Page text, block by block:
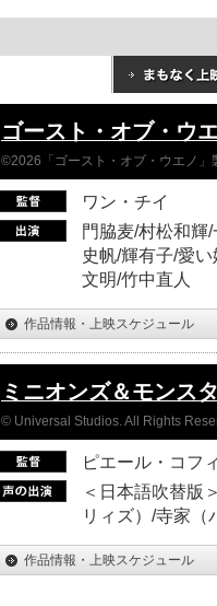
ゴースト・オブ・ウ
©2026「ゴースト・オブ・ウエノ」
ワン・チイ
門脇麦/村松和輝
史帆/輝有子/愛
文明/竹中直人
作品情報・上映スケジュール
ミニオンズ＆モンス
© Universal Studios. All Rights
ピエール・コフ
＜日本語吹替版
リィズ）/寺家（
作品情報・上映スケジュール